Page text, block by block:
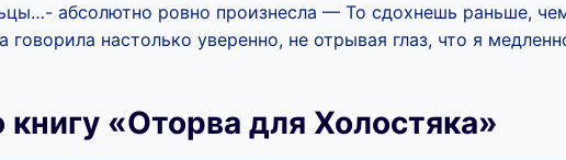
абсолютно ровно произнесла — То сдохнешь раньше,
настолько уверенно, не отрывая глаз, что я
«Оторва для Холостяка»